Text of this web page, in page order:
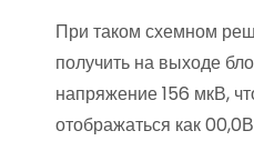
При таком схемном
получить на выходе
напряжение 156 мкВ,
отображаться как